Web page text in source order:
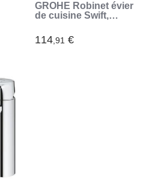
GROHE Robinet évier
de cuisine Swift,
monocommande
avec mousseur
114,91 €